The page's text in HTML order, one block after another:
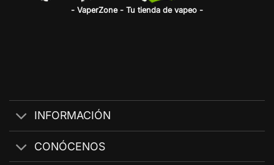
- VaperZone - Tu tienda de vapeo -
INFORMACIÓN
CONÓCENOS